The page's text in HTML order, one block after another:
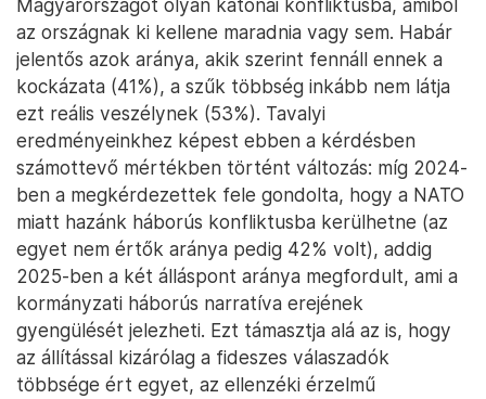
Magyarországot olyan katonai konfliktusba, amiből
az országnak ki kellene maradnia vagy sem. Habár
jelentős azok aránya, akik szerint fennáll ennek a
kockázata (41%), a szűk többség inkább nem látja
ezt reális veszélynek (53%). Tavalyi
eredményeinkhez képest ebben a kérdésben
számottevő mértékben történt változás: míg 2024-
ben a megkérdezettek fele gondolta, hogy a NATO
miatt hazánk háborús konfliktusba kerülhetne (az
egyet nem értők aránya pedig 42% volt), addig
2025-ben a két álláspont aránya megfordult, ami a
kormányzati háborús narratíva erejének
gyengülését jelezheti. Ezt támasztja alá az is, hogy
az állítással kizárólag a fideszes válaszadók
többsége ért egyet, az ellenzéki érzelmű